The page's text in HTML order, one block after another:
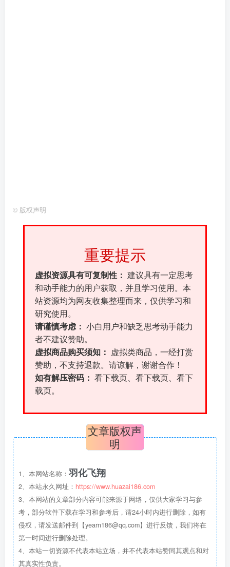
© 版权声明
重要提示
虚拟资源具有可复制性： 建议具有一定思考
和动手能力的用户获取，并且学习使用。本
站资源均为网友收集整理而来，仅供学习和
研究使用。
请谨慎考虑： 小白用户和缺乏思考动手能力
者不建议赞助。
虚拟商品购买须知：
虚拟类商品，一经打赏
赞助，不支持退款。请谅解，谢谢合作！
如有解压密码： 看下载页、看下载页、看下
载页。
文章版权声
明
1、本网站名称： 羽化飞翔
2、本站永久网址： https://www.huazai186.com
3、本网站的文章部分内容可能来源于网络，仅供大家学习与参
考，部分软件下载在学习和参考后，请24小时内进行删除，如有
侵权，请发送邮件到【yearn186@qq.com】进行反馈，我们将在
第一时间进行删除处理。
4、本站一切资源不代表本站立场，并不代表本站赞同其观点和对
其真实性负责。